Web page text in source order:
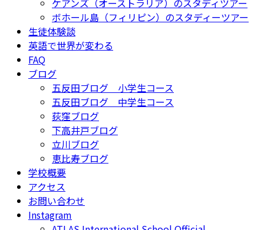
ケアンズ（オーストラリア）のスタディツアー
ボホール島（フィリピン）のスタディーツアー
生徒体験談
英語で世界が変わる
FAQ
ブログ
五反田ブログ 小学生コース
五反田ブログ 中学生コース
荻窪ブログ
下高井戸ブログ
立川ブログ
恵比寿ブログ
学校概要
アクセス
お問い合わせ
Instagram